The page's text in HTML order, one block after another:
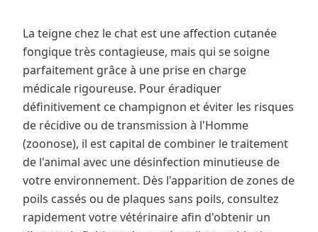
La teigne chez le chat est une affection cutanée
fongique très contagieuse, mais qui se soigne
parfaitement grâce à une prise en charge
médicale rigoureuse. Pour éradiquer
définitivement ce champignon et éviter les risques
de récidive ou de transmission à l'Homme
(zoonose), il est capital de combiner le traitement
de l'animal avec une désinfection minutieuse de
votre environnement. Dès l'apparition de zones de
poils cassés ou de plaques sans poils, consultez
rapidement votre vétérinaire afin d'obtenir un